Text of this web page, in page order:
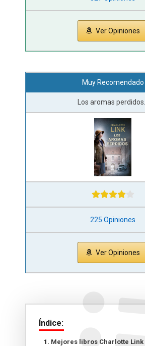
Ver Opiniones
Muy Recomendado
Los aromas perdidos...
225 Opiniones
Ver Opiniones
Índice:
Mejores libros Charlotte Link